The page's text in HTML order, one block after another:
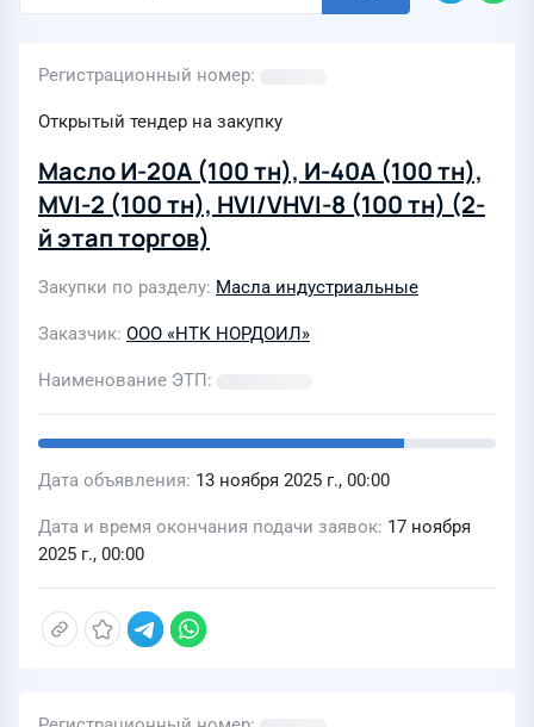
Регистрационный номер
Открытый тендер на закупку
Масло И-20А (100 тн), И-40А (100 тн),
MVI-2 (100 тн), HVI/VHVI-8 (100 тн) (2-
й этап торгов)
Закупки по разделу Масла индустриальные
Заказчик ООО «НТК НОРДОИЛ»
Наименование ЭТП
Дата объявления 13 ноября 2025 г., 00:00
Дата и время окончания подачи заявок 17 ноября
2025 г., 00:00